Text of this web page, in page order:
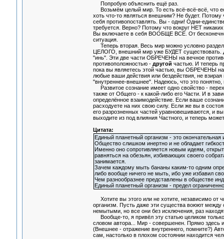
Попробую объяснить ещё раз.
Возьмём целый мир. То есть всё-всё-всё, что
хоть что-то являться внешним? Не будет.
себя противопоставлять. Вы - одни! Одни-
требуется. Верно? Потому что вокруг НЕТ
Вы включаете в себя ВООБЩЕ ВСЁ. От
ситуация.
Теперь вторая. Весь мир можно условно
ЦЕЛОГО, внешний мир уже БУДЕТ существовать.
"инь". Эти две части ОБРЕЧЕНЫ на вечное
противоположностью - другой частью. И теперь
пока вы являетесь этой частью, вы ОБРЕЧЕНЫ на
любые ваши действия или бездействия, не
"внутреннее-внешнее". Надеюсь, что это
Развитое сознание имеет одно свойство -
также от Общего - к какой-либо его Части. И в
определённое взаимодействие. Если ваше
расходуете на них свою силу. Если же вы в
его разрозненных частей уравновешиваются, и
выходите из под влияния Частного, и теперь
Цитата:
Единый планетный организм - это окончательная
Общество слишком инертно и не обладает
Именно оно сопротивляется новым идеям,
равняться на обезьян, избивающих своего
занимается.
Зачем каждому мыть бананы каким-то одним
либо вообще ничего не мыть, ибо уже избавил
Чем разнообразнее представлены в обществе
Единый планетный организм - предел
Хотите вы этого или не хотите, независимо от
организм. Пусть даже эти существа воюют
немытыми, но все они без исключения, раз
Вообще-то, я привёл эту статью целиком
словом автора... Мир - совершенен. Прямо здесь
(Внешнее - отражение внутреннего, помните?)
сам, настолько в плохом состоянии находится